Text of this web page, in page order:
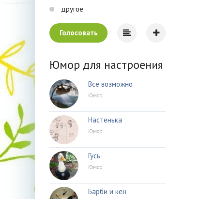
другое
Голосовать
Юмор для настроения
Все возможно
Юмор
Настенька
Юмор
Гусь
Юмор
Барби и кен